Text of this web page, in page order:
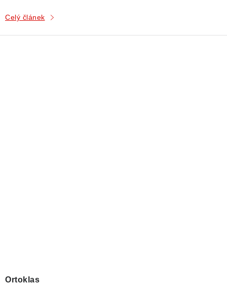
Celý článek
Ortoklas